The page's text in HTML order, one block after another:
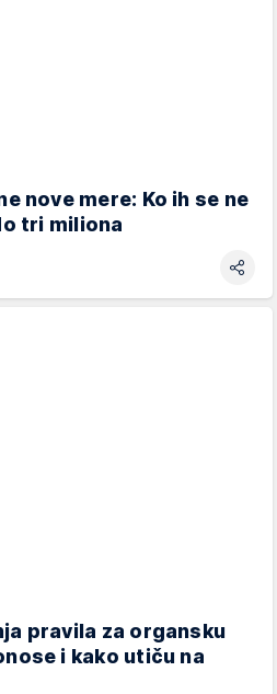
nove mere: Ko ih se ne
tri miliona
pravila za organsku
i kako utiču na